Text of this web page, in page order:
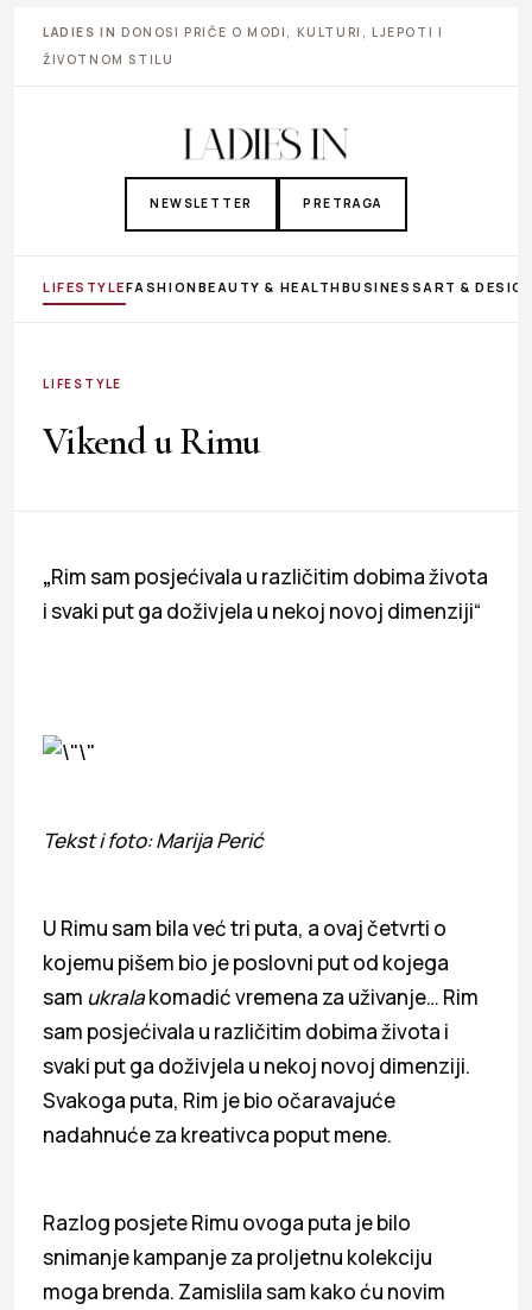
LADIES IN DONOSI PRIČE O MODI, KULTURI, LJEPOTI I
ŽIVOTNOM STILU
NEWSLETTER PRETRAGA
LIFESTYLEFASHIONBEAUTY & HEALTHBUSINESS ART &
LIFESTYLE
Vikend u Rimu
„Rim sam posjećivala u različitim dobima života
i svaki put ga doživjela u nekoj novoj dimenziji“
Tekst i foto: Marija Perić
U Rimu sam bila već tri puta, a ovaj četvrti o
kojemu pišem bio je poslovni put od kojega
sam ukralakomadić vremena za uživanje… Rim
sam posjećivala u različitim dobima života i
svaki put ga doživjela u nekoj novoj dimenziji.
Svakoga puta, Rim je bio očaravajuće
nadahnuće za kreativca poput mene.
Razlog posjete Rimu ovoga puta je bilo
snimanje kampanje za proljetnu kolekciju
moga brenda. Zamislila sam kako ću novim